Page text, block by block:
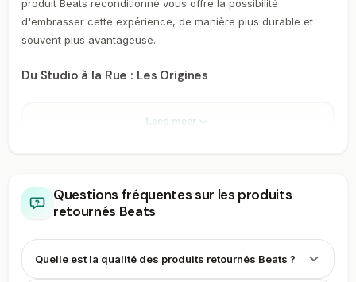
produit Beats reconditionné vous offre la possibilité
d'embrasser cette expérience, de manière plus durable et
souvent plus avantageuse.
Du Studio à la Rue : Les Origines
producteur et artiste Dr. Dre et le cofondateur d'Interscope
restaient inaccessibles au consommateur moyen. Le premier
casque Beats Studio, lancé en 2008, est immédiatement
audio ; c'était un statement de mode et un symbole de qualité.
Lees meer
Questions fréquentes sur les produits
retournés Beats
Quelle est la qualité des produits retournés Beats ?